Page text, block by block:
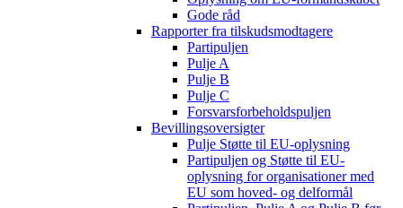
Gode råd
Rapporter fra tilskudsmodtagere
Partipuljen
Pulje A
Pulje B
Pulje C
Forsvarsforbeholdspuljen
Bevillingsoversigter
Pulje Støtte til EU-oplysning
Partipuljen og Støtte til EU-
oplysning for organisationer med
EU som hoved- og delformål